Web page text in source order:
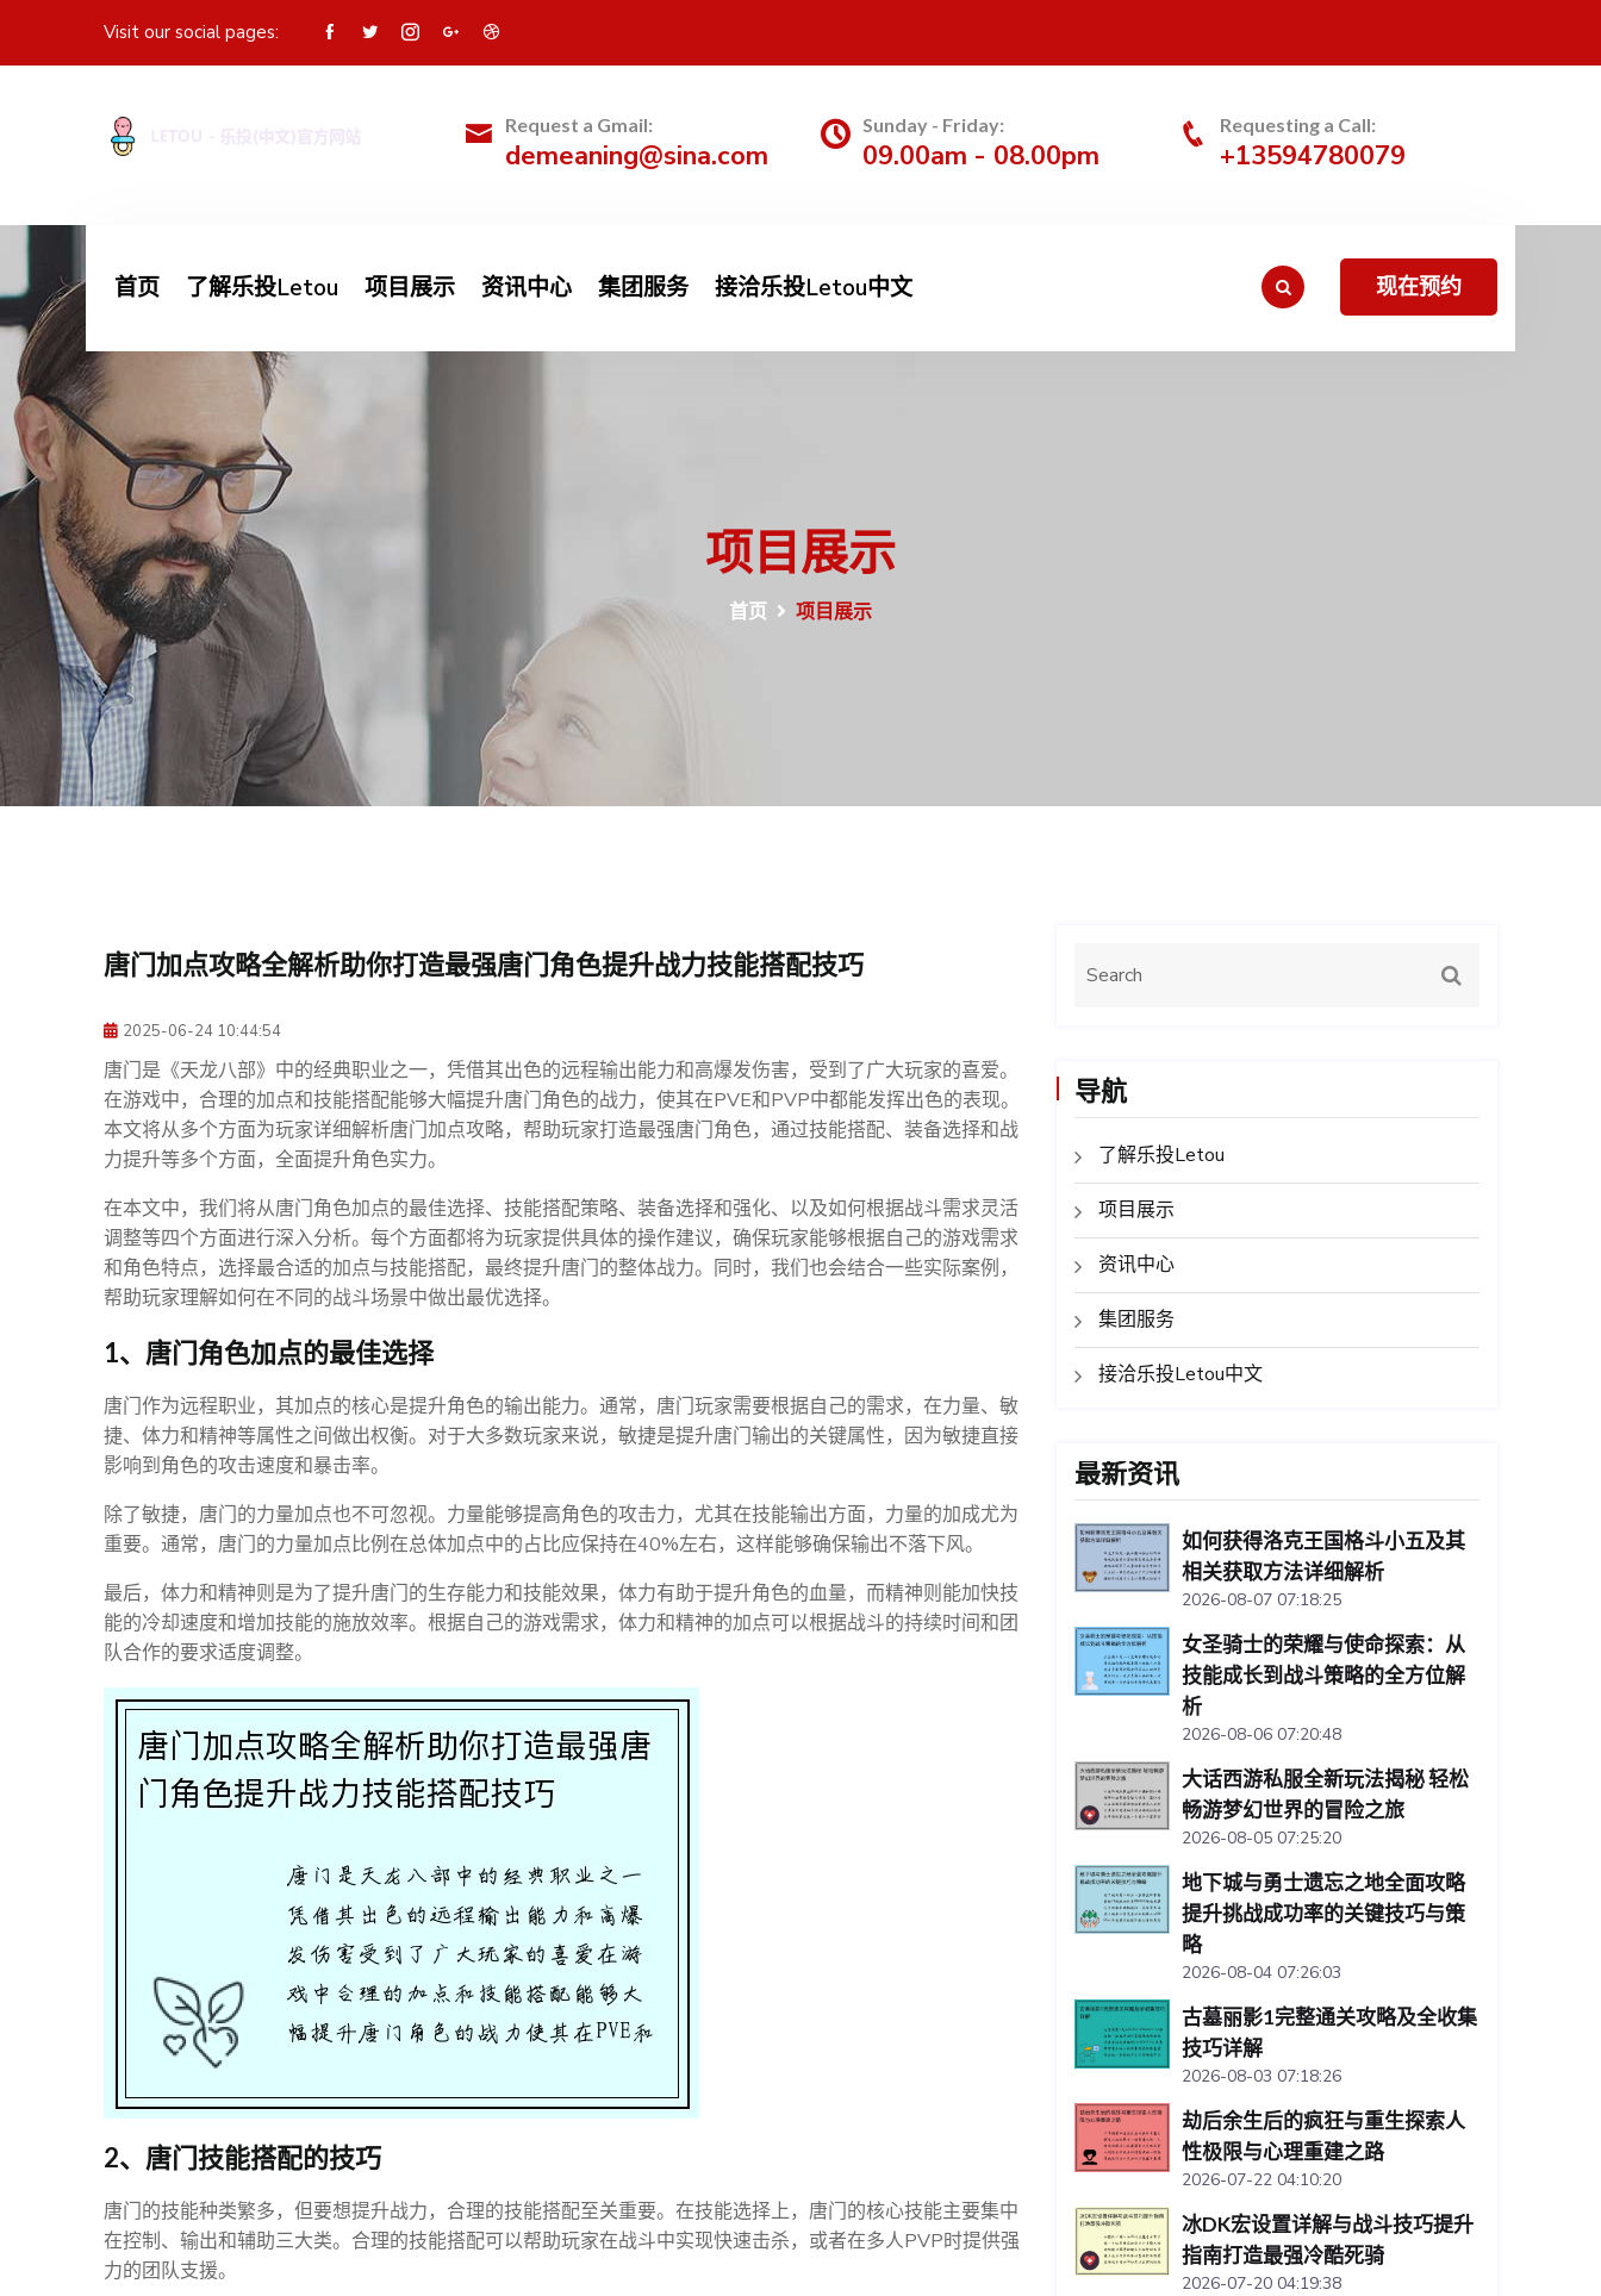
Visit our social pages:
Request a Gmail:
demeaning@sina.com
Sunday - Friday:
09.00am - 08.00pm
Requesting a Call:
+13594780079
首页 了解乐投Letou 项目展示 资讯中心 集团服务 接洽乐投Letou中文 现在预约
项目展示
首页 项目展示
唐门加点攻略全解析助你打造最强唐门角色提升战力技能搭配技巧
2025-06-24 10:44:54
唐门是《天龙八部》中的经典职业之一，凭借其出色的远程输出能力和高爆发伤害，受到了广大玩家的喜爱。
在游戏中，合理的加点和技能搭配能够大幅提升唐门角色的战力，使其在PVE和PVP中都能发挥出色的表现。
本文将从多个方面为玩家详细解析唐门加点攻略，帮助玩家打造最强唐门角色，通过技能搭配、装备选择和战
力提升等多个方面，全面提升角色实力。
在本文中，我们将从唐门角色加点的最佳选择、技能搭配策略、装备选择和强化、以及如何根据战斗需求灵活
调整等四个方面进行深入分析。每个方面都将为玩家提供具体的操作建议，确保玩家能够根据自己的游戏需求
和角色特点，选择最合适的加点与技能搭配，最终提升唐门的整体战力。同时，我们也会结合一些实际案例，
帮助玩家理解如何在不同的战斗场景中做出最优选择。
1、唐门角色加点的最佳选择
唐门作为远程职业，其加点的核心是提升角色的输出能力。通常，唐门玩家需要根据自己的需求，在力量、敏
捷、体力和精神等属性之间做出权衡。对于大多数玩家来说，敏捷是提升唐门输出的关键属性，因为敏捷直接
影响到角色的攻击速度和暴击率。
除了敏捷，唐门的力量加点也不可忽视。力量能够提高角色的攻击力，尤其在技能输出方面，力量的加成尤为
重要。通常，唐门的力量加点比例在总体加点中的占比应保持在40%左右，这样能够确保输出不落下风。
最后，体力和精神则是为了提升唐门的生存能力和技能效果，体力有助于提升角色的血量，而精神则能加快技
能的冷却速度和增加技能的施放效率。根据自己的游戏需求，体力和精神的加点可以根据战斗的持续时间和团
队合作的要求适度调整。
2、唐门技能搭配的技巧
唐门的技能种类繁多，但要想提升战力，合理的技能搭配至关重要。在技能选择上，唐门的核心技能主要集中
在控制、输出和辅助三大类。合理的技能搭配可以帮助玩家在战斗中实现快速击杀，或者在多人PVP时提供强
力的团队支援。
导航
了解乐投Letou
项目展示
资讯中心
集团服务
接洽乐投Letou中文
最新资讯
如何获得洛克王国格斗小五及其
相关获取方法详细解析
2026-08-07 07:18:25
女圣骑士的荣耀与使命探索：从
技能成长到战斗策略的全方位解
析
2026-08-06 07:20:48
大话西游私服全新玩法揭秘 轻松
畅游梦幻世界的冒险之旅
2026-08-05 07:25:20
地下城与勇士遗忘之地全面攻略
提升挑战成功率的关键技巧与策
略
2026-08-04 07:26:03
古墓丽影1完整通关攻略及全收集
技巧详解
2026-08-03 07:18:26
劫后余生后的疯狂与重生探索人
性极限与心理重建之路
2026-07-22 04:10:20
冰DK宏设置详解与战斗技巧提升
指南打造最强冷酷死骑
2026-07-20 04:19:38